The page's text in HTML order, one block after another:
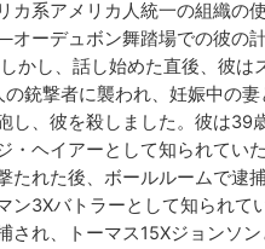
カ系アメリカ人統一の組織の
オーデュボン舞踏場での彼の
かし、話し始めた直後、彼は
の銃撃者に襲われ、妊娠中の
し、彼を殺しました。彼は39
・ヘイアーとして知られてい
たれた後、ボールルームで逮
ン3Xバトラーとして知られて
され、トーマス15Xジョンソ